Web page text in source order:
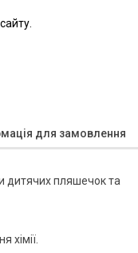
для замовлення
дитячих пляшечок та
хімії.